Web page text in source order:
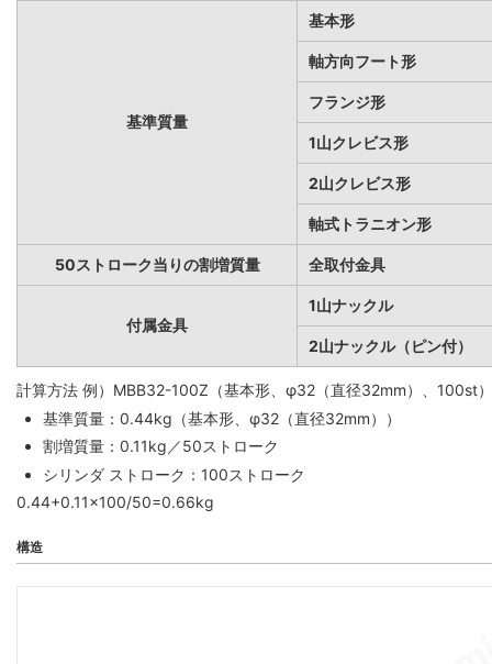
基準質量
基本形
軸方向フート形
フランジ形
1山クレビス形
2山クレビス形
軸式トラニオン形
50ストローク当りの割増質量 全取付金具
付属金具
1山ナックル
2山ナックル（ピン付）
計算方法 例）MBB32-100Z（基本形、φ32（直径32mm）、100st）
基準質量：0.44kg（基本形、φ32（直径32mm））
割増質量：0.11kg／50ストローク
シリンダ ストローク：100ストローク
0.44+0.11×100/50=0.66kg
構造